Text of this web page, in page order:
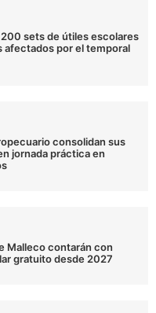
sets de útiles escolares
afectados por el temporal
consolidan sus
jornada práctica en
Malleco contarán con
gratuito desde 2027